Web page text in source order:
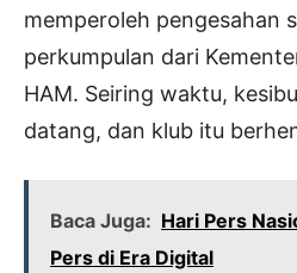
memperoleh pengesahan
perkumpulan dari
HAM. Seiring waktu,
datang, dan klub itu
Baca Juga: Hari Pers
Pers di Era Digital